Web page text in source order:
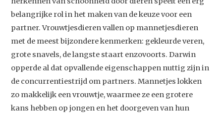
belangrijke rol in het maken van de keuze voor een
partner. Vrouwtjesdieren vallen op mannetjesdieren
met de meest bijzondere kenmerken: gekleurde veren,
grote snavels, de langste staart enzovoorts. Darwin
opperde al dat opvallende eigenschappen nuttig zijn in
de concurrentiestrijd om partners. Mannetjes lokken
zo makkelijk een vrouwtje, waarmee ze een grotere
kans hebben op jongen en het doorgeven van hun